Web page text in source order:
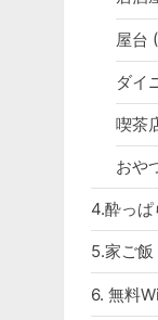
屋台
ダイ
喫茶
おや
4.酔っ
5.家ご飯
6. 無料